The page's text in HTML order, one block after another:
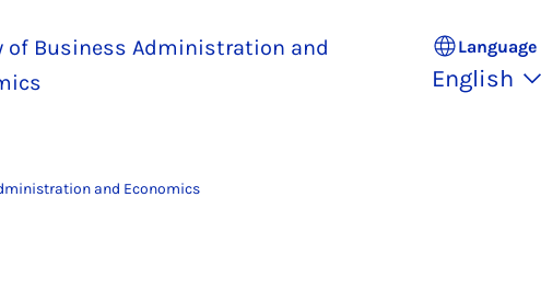
of Business Administration and
Language
English
and Economics